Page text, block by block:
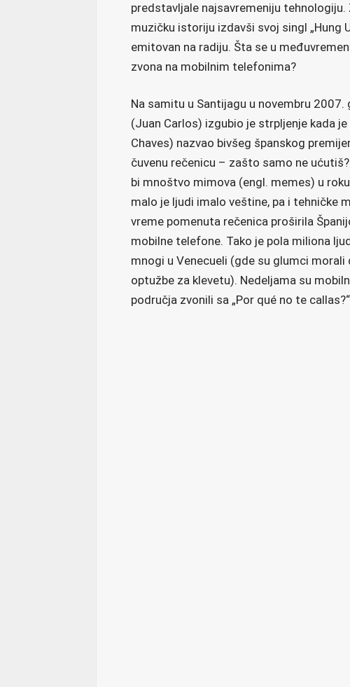
predstavljale najsavremeniju
muzičku istoriju izdavši svoj singl „Hung
emitovan na radiju. Šta se u
zvona na mobilnim telefonima?
Na samitu u Santijagu u novembru
(Juan Carlos) izgubio je strpljenje kada
Chaves) nazvao bivšeg španskog
čuvenu rečenicu – zašto samo ne
bi mnoštvo mimova (engl. memes) u
malo je ljudi imalo veštine, pa i tehničke
vreme pomenuta rečenica proširila
mobilne telefone. Tako je pola miliona
mnogi u Venecueli (gde su glumci
optužbe za klevetu). Nedeljama su
područja zvonili sa „Por qué no te